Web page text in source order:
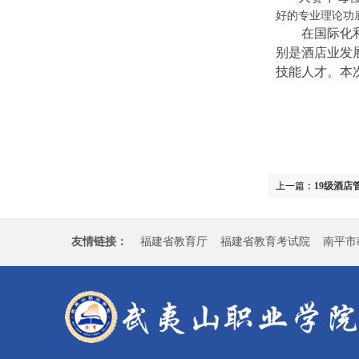
好的专业理论功
在国际化和
别是酒店业发
技能人才。本
上一篇： 19级酒店
友情链接： 福建省教育厅 福建省教育考试院 南平市